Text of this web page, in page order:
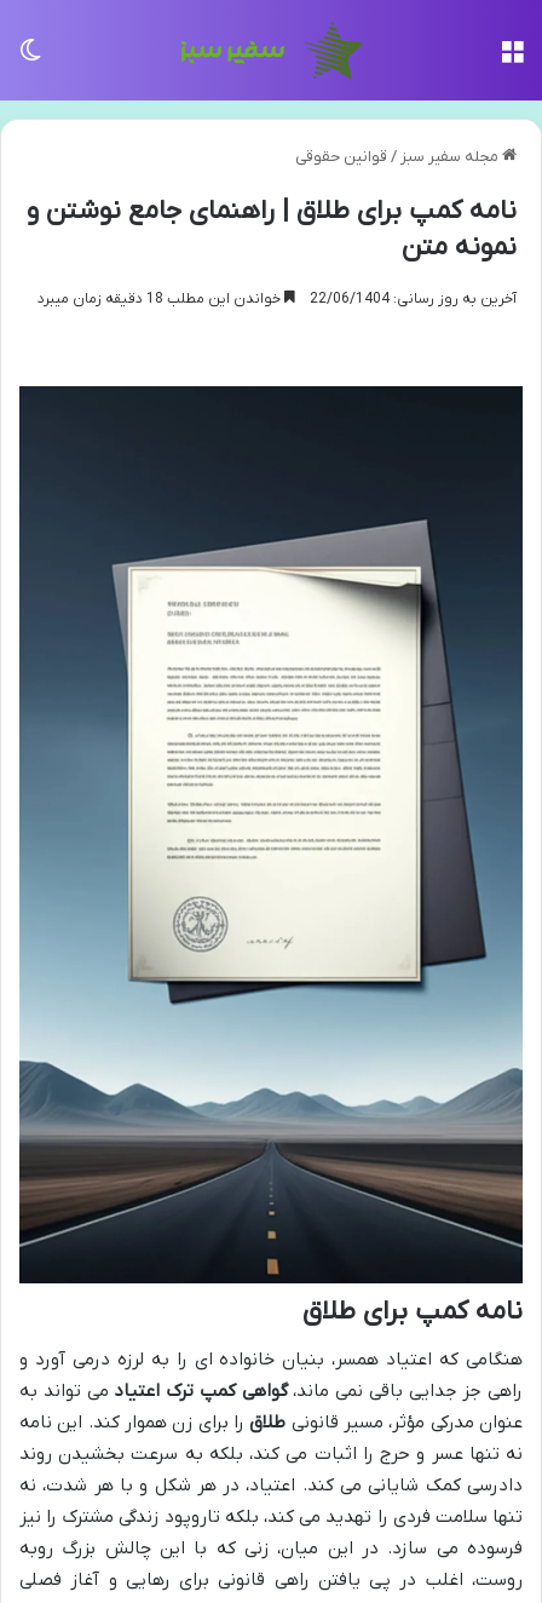
مجله سفیر سبز / قوانین حقوقی
نامه کمپ برای طلاق | راهنمای جامع نوشتن و
نمونه متن
آخرین به روز رسانی: 22/06/1404 خواندن این مطلب 18 دقیقه زمان میبرد
نامه کمپ برای طلاق
هنگامی که اعتیاد همسر، بنیان خانواده ای را به لرزه درمی آورد و
راهی جز جدایی باقی نمی ماند،گواهی کمپ ترک اعتیاد می تواند به
عنوان مدرکی مؤثر، مسیر قانونی طلاقرا برای زن هموار کند. این نامه
نه تنها عسر و حرج را اثبات می کند، بلکه به سرعت بخشیدن روند
دادرسی کمک شایانی می کند. اعتیاد، در هر شکل و با هر شدت، نه
تنها سلامت فردی را تهدید می کند، بلکه تاروپود زندگی مشترک را نیز
فرسوده می سازد. در این میان، زنی که با این چالش بزرگ روبه
روست، اغلب در پی یافتن راهی قانونی برای رهایی و آغاز فصلی